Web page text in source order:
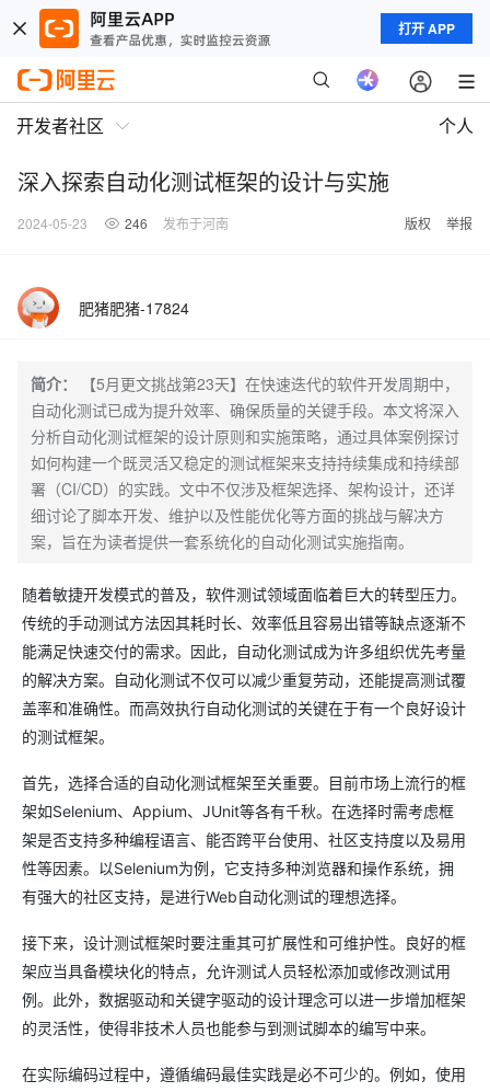
打开 APP
开发者社区 个人
深入探索自动化测试框架的设计与实施
2024-05-23 246 发布于河南 版权 举报
肥猪肥猪-17824
简介：
【5月更文挑战第23天】在快速迭代的软件开发周期中，
自动化测试已成为提升效率、确保质量的关键手段。本文将深入
分析自动化测试框架的设计原则和实施策略，通过具体案例探讨
如何构建一个既灵活又稳定的测试框架来支持持续集成和持续部
署（CI/CD）的实践。文中不仅涉及框架选择、架构设计，还详
细讨论了脚本开发、维护以及性能优化等方面的挑战与解决方
案，旨在为读者提供一套系统化的自动化测试实施指南。
随着敏捷开发模式的普及，软件测试领域面临着巨大的转型压力。
传统的手动测试方法因其耗时长、效率低且容易出错等缺点逐渐不
能满足快速交付的需求。因此，自动化测试成为许多组织优先考量
的解决方案。自动化测试不仅可以减少重复劳动，还能提高测试覆
盖率和准确性。而高效执行自动化测试的关键在于有一个良好设计
的测试框架。
首先，选择合适的自动化测试框架至关重要。目前市场上流行的框
架如Selenium、Appium、JUnit等各有千秋。在选择时需考虑框
架是否支持多种编程语言、能否跨平台使用、社区支持度以及易用
性等因素。以Selenium为例，它支持多种浏览器和操作系统，拥
有强大的社区支持，是进行Web自动化测试的理想选择。
接下来，设计测试框架时要注重其可扩展性和可维护性。良好的框
架应当具备模块化的特点，允许测试人员轻松添加或修改测试用
例。此外，数据驱动和关键字驱动的设计理念可以进一步增加框架
的灵活性，使得非技术人员也能参与到测试脚本的编写中来。
在实际编码过程中，遵循编码最佳实践是必不可少的。例如，使用